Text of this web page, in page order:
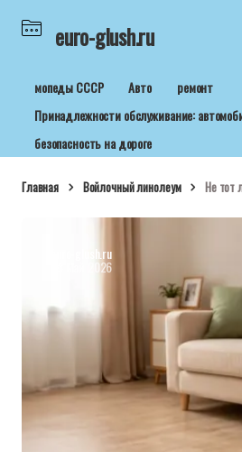
euro-glush.ru
мопеды СССР Авто
ремонт
Принадлежности обслуживание:
безопасность на дороге
Главная Войлочный линолеум Не тот
euro-glush.ru
28 Май 2026